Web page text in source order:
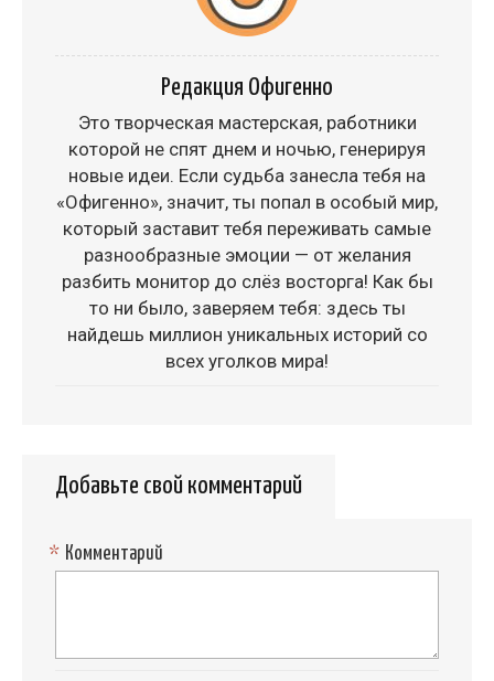
Редакция Офигенно
Это творческая мастерская, работники
которой не спят днем и ночью, генерируя
новые идеи. Если судьба занесла тебя на
«Офигенно», значит, ты попал в особый мир,
который заставит тебя переживать самые
разнообразные эмоции — от желания
разбить монитор до слёз восторга! Как бы
то ни было, заверяем тебя: здесь ты
найдешь миллион уникальных историй со
всех уголков мира!
Добавьте свой комментарий
Комментарий
*